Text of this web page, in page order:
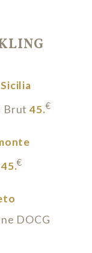
Brut45.€
45.€
DOCG